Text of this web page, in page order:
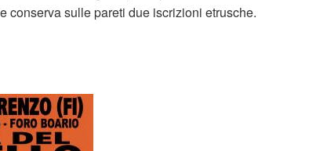
conserva sulle pareti due iscrizioni etrusche.